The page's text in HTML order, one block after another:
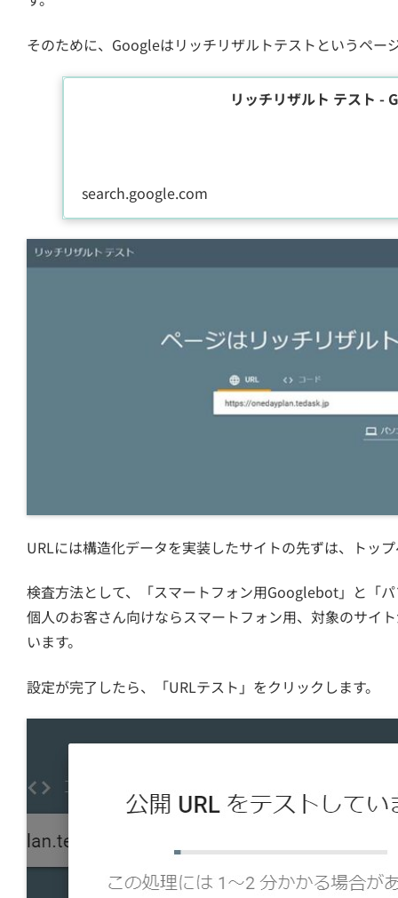
そのために、Googleはリッチリザルトテストというペー
リッチリザルト テスト -
search.google.com
URLには構造化データを実装したサイトの先ずは、トッ
検査方法として、「スマートフォン用Googlebot」と「
個人のお客さん向けならスマートフォン用、対象のサイ
います。
設定が完了したら、「URLテスト」をクリックします。